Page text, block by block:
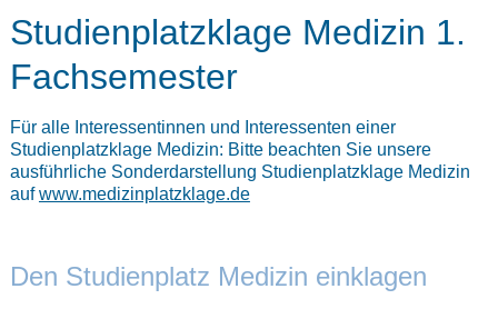
Studienplatzklage Medizin 1.
Fachsemester
Für alle Interessentinnen und Interessenten einer
Studienplatzklage Medizin: Bitte beachten Sie unsere
ausführliche Sonderdarstellung Studienplatzklage Medizin
aufwww.medizinplatzklage.de
Den Studienplatz Medizin einklagen